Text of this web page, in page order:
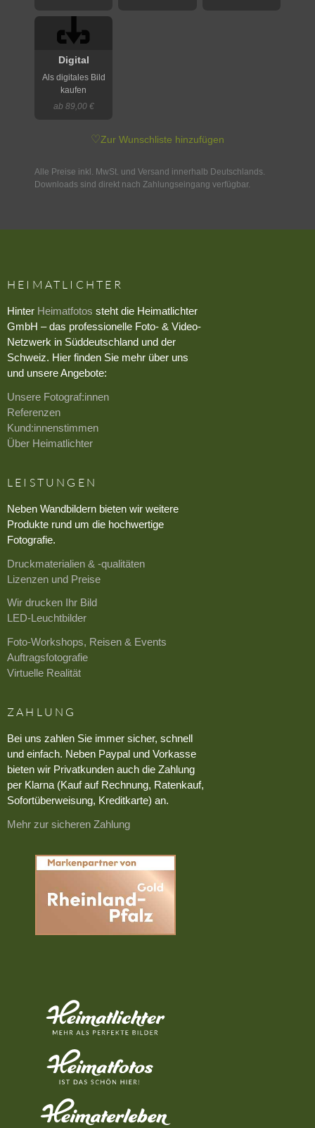
Digital
Als digitales Bild
kaufen
ab 89,00 €
♡Zur Wunschliste hinzufügen
Alle Preise inkl. MwSt. und Versand innerhalb Deutschlands.
Downloads sind direkt nach Zahlungseingang verfügbar.
HEIMATLICHTER
Hinter Heimatfotos steht die Heimatlichter
GmbH – das professionelle Foto- & Video-
Netzwerk in Süddeutschland und der
Schweiz. Hier finden Sie mehr über uns
und unsere Angebote:
Unsere Fotograf:innen
Referenzen
Kund:innenstimmen
Über Heimatlichter
LEISTUNGEN
Neben Wandbildern bieten wir weitere
Produkte rund um die hochwertige
Fotografie.
Druckmaterialien & -qualitäten
Lizenzen und Preise
Wir drucken Ihr Bild
LED-Leuchtbilder
Foto-Workshops, Reisen & Events
Auftragsfotografie
Virtuelle Realität
ZAHLUNG
Bei uns zahlen Sie immer sicher, schnell
und einfach. Neben Paypal und Vorkasse
bieten wir Privatkunden auch die Zahlung
per Klarna (Kauf auf Rechnung, Ratenkauf,
Sofortüberweisung, Kreditkarte) an.
Mehr zur sicheren Zahlung